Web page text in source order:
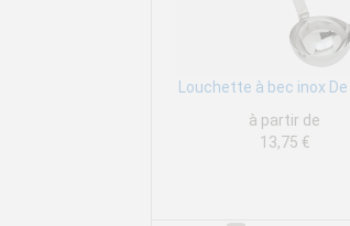
Louchette à bec inox
à partir de
13,75 €